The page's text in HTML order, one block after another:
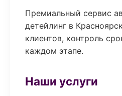
Премиальный сервис
детейлинг в
клиентов, контроль
каждом этапе.
Наши услуги